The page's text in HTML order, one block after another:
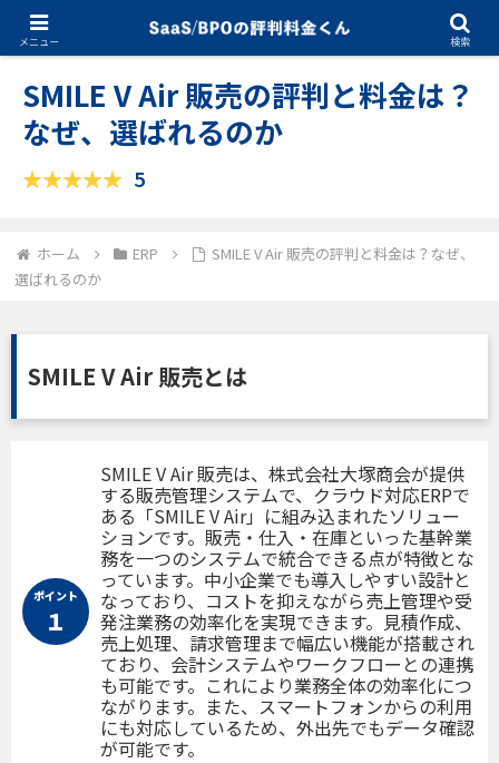
ERP 10.21.2025
SMILE V Air 販売の評判と料金は？
なぜ、選ばれるのか
5
ホーム ERP
SMILE V Air 販売の評判と料金は？なぜ、
選ばれるのか
SMILE V Air 販売とは
ポイント
１
SMILE V Air 販売は、株式会社大塚商会が提供
する販売管理システムで、クラウド対応ERPで
ある「SMILE V Air」に組み込まれたソリュー
ションです。販売・仕入・在庫といった基幹業
務を一つのシステムで統合できる点が特徴とな
っています。中小企業でも導入しやすい設計と
なっており、コストを抑えながら売上管理や受
発注業務の効率化を実現できます。見積作成、
売上処理、請求管理まで幅広い機能が搭載され
ており、会計システムやワークフローとの連携
も可能です。これにより業務全体の効率化につ
ながります。また、スマートフォンからの利用
にも対応しているため、外出先でもデータ確認
が可能です。
メニュー 検索